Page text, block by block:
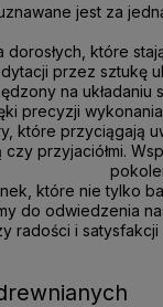
jest za
które
przez sztukę
na
precyzji
które przyciągają
przyjaciółmi.
które nie tylko
do odwiedzenia
radości i satysfakcji